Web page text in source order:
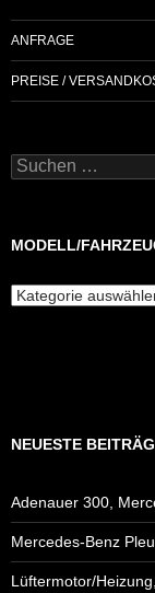
ANFRAGE
PREISE /
Suchen
nach:
MODELL/
Modell/Fahrzeugtyp
NEUESTE
Adenauer 300,
Mercedes-Benz
Lüftermotor/